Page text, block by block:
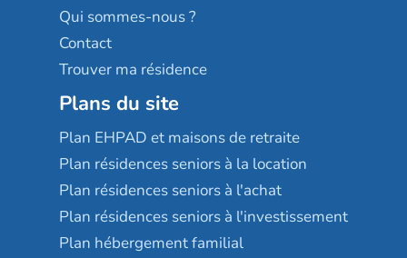
Qui sommes-nous ?
Contact
Trouver ma résidence
Plans du site
Plan EHPAD et maisons de retraite
Plan résidences seniors à la location
Plan résidences seniors à l'achat
Plan résidences seniors à l'investissement
Plan hébergement familial